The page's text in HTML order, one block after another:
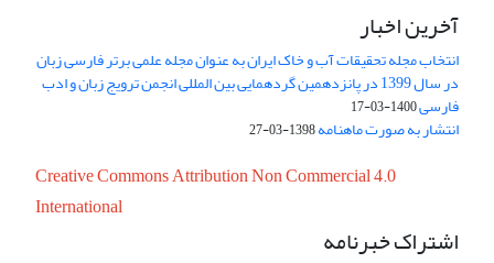
آخرین اخبار
انتخاب مجله تحقیقات آب و خاک ایران به عنوان مجله علمی برتر فارسی زبان
در سال 1399 در پانزدهمین گردهمایی بین المللی انجمن ترویج زبان و ادب
فارسی1400-03-17
انتشار به صورت ماهنامه1398-03-27
Creative Commons Attribution Non Commercial 4.0
International
اشتراک خبرنامه